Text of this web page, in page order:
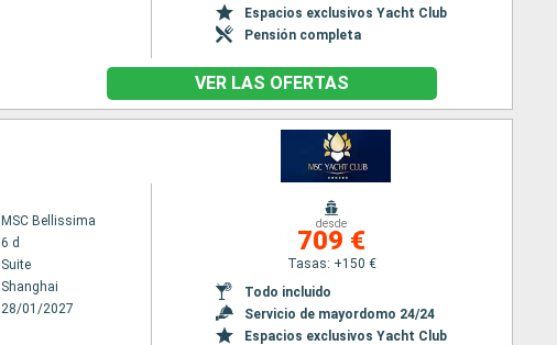
Espacios exclusivos Yacht Club
Pensión completa
VER LAS OFERTAS
MSC Bellissima
6 d
Suite
Shanghai
28/01/2027
desde
709 €
Tasas: +150 €
Todo incluido
Servicio de mayordomo 24/24
Espacios exclusivos Yacht Club